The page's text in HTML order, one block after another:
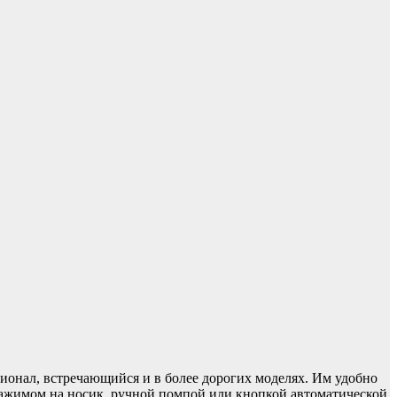
встречающийся и в более дорогих моделях. Им удобно
на носик, ручной помпой или кнопкой автоматической